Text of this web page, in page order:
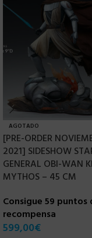
AGOTADO
[PRE-ORDER
2021] SIDESHOW
GENERAL OBI-WAN
MYTHOS – 45 CM
Consigue 59 puntos
recompensa
599,00€